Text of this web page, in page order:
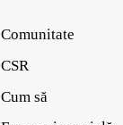
Comunitate
CSR
Cum să